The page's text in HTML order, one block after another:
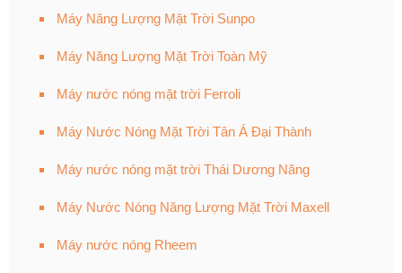
Máy Năng Lượng Mặt Trời Sunpo
Máy Năng Lượng Mặt Trời Toàn Mỹ
Máy nước nóng mặt trời Ferroli
Máy Nước Nóng Mặt Trời Tân Á Đại Thành
Máy nước nóng mặt trời Thái Dương Năng
Máy Nước Nóng Năng Lượng Mặt Trời Maxell
Máy nước nóng Rheem